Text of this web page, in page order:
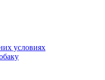
условиях